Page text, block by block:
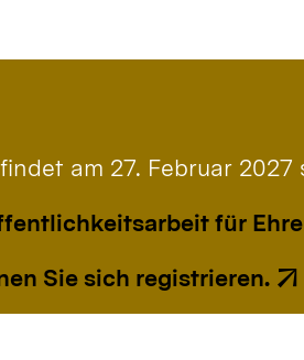
am 27. Februar 2027
für
Sie sich registrieren.